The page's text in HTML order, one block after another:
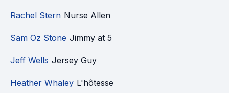
Rachel Stern Nurse Allen
Sam Oz Stone Jimmy at 5
Jeff Wells Jersey Guy
Heather Whaley L'hôtesse